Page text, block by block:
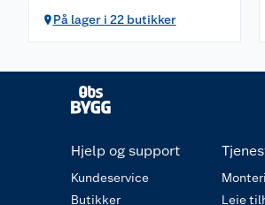
På lager i 22 butikker
Hjelp og support
Kundeservice
Butikker
Leie